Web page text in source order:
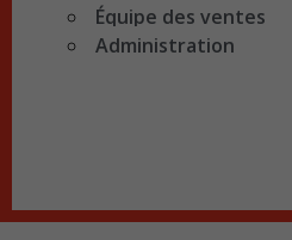
Équipe des ventes
Administration